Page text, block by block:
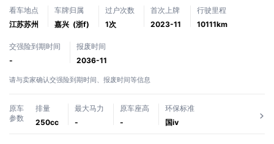
看车地点
江苏苏州
车牌归属
嘉兴 (浙f)
过户次数
1次
首次上牌
2023-11
行驶里程
10111km
交强险到期时间
-
报废时间
2036-11
请与卖家确认交强险到期时间、报废时间等信息
原车
参数
排量
250cc
最大马力
-
原车座高
-
环保标准
国ⅳ